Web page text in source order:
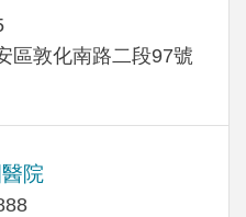
區敦化南路二段97號
院